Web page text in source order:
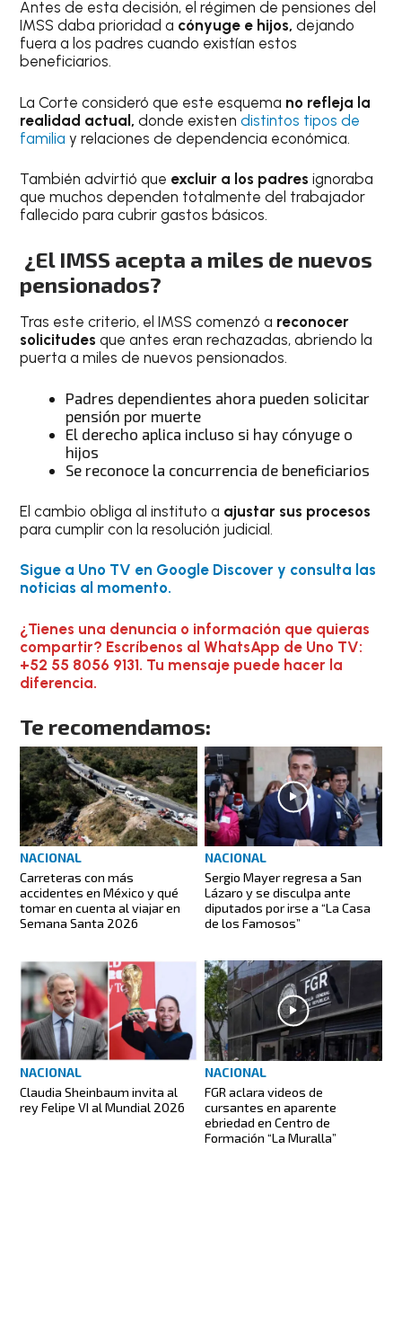
Antes de esta decisión, el régimen de pensiones del
IMSS daba prioridad a cónyuge e hijos, dejando
fuera a los padres cuando existían estos
beneficiarios.
La Corte consideró que este esquema no refleja la
realidad actual,donde existendistintos tipos de
familiay relaciones de dependencia económica.
También advirtió que excluir a los padres ignoraba
que muchos dependen totalmente del trabajador
fallecido para cubrir gastos básicos.
¿El IMSS acepta a miles de nuevos
pensionados?
Tras este criterio, el IMSS comenzó a reconocer
solicitudesque antes eran rechazadas, abriendo la
puerta a miles de nuevos pensionados.
Padres dependientes ahora pueden solicitar
pensión por muerte
El derecho aplica incluso si hay cónyuge o
hijos
Se reconoce la concurrencia de beneficiarios
El cambio obliga al instituto a ajustar sus procesos
para cumplir con la resolución judicial.
Sigue a Uno TV en Google Discover y consulta las
noticias al momento.
¿Tienes una denuncia o información que quieras
compartir? Escríbenos al WhatsApp de Uno TV:
+52 55 8056 9131. Tu mensaje puede hacer la
diferencia.
Te recomendamos:
NACIONAL
Carreteras con más
accidentes en México y qué
tomar en cuenta al viajar en
Semana Santa 2026
NACIONAL
Sergio Mayer regresa a San
Lázaro y se disculpa ante
diputados por irse a “La Casa
de los Famosos”
NACIONAL
Claudia Sheinbaum invita al
rey Felipe VI al Mundial 2026
NACIONAL
FGR aclara videos de
cursantes en aparente
ebriedad en Centro de
Formación “La Muralla”